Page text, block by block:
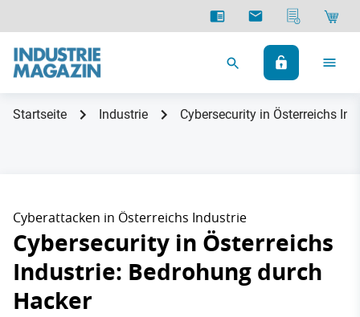
Startseite Industrie Cybersecurity in Österreichs
Cyberattacken in Österreichs Industrie
Cybersecurity in Österreichs
Industrie: Bedrohung durch
Hacker